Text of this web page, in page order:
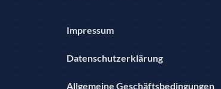
Impressum
Datenschutzerklärung
Allgemeine Geschäftsbedingungen